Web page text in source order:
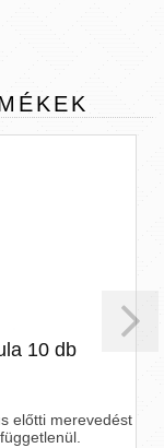
10 db
előtti merevedést